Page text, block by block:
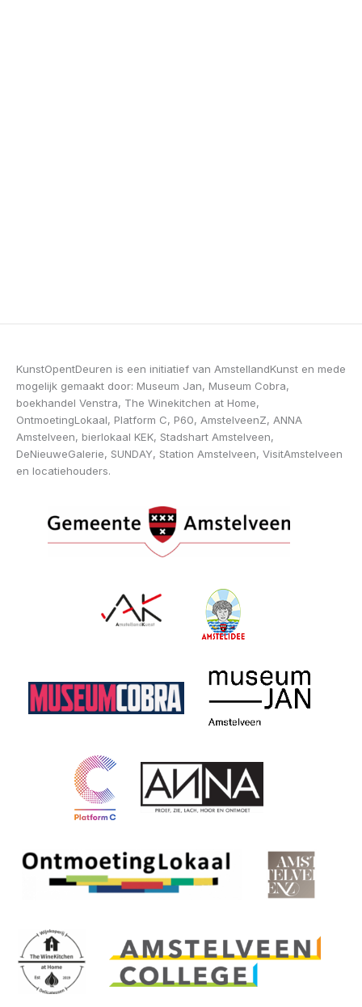
KunstOpentDeuren is een initiatief van AmstellandKunst en mede
mogelijk gemaakt door: Museum Jan, Museum Cobra,
boekhandel Venstra, The Winekitchen at Home,
OntmoetingLokaal, Platform C, P60, AmstelveenZ, ANNA
Amstelveen, bierlokaal KEK, Stadshart Amstelveen,
DeNieuweGalerie, SUNDAY, Station Amstelveen, VisitAmstelveen
en locatiehouders.